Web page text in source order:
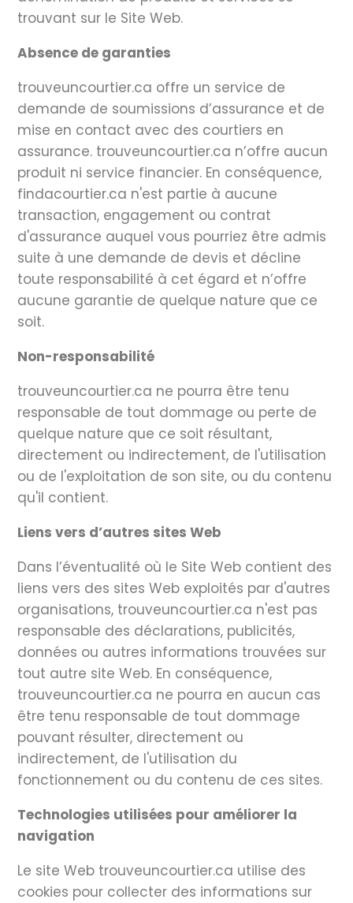
trouvant sur le Site Web.
Absence de garanties
trouveuncourtier.ca offre un service de
demande de soumissions d’assurance et de
mise en contact avec des courtiers en
assurance. trouveuncourtier.ca n’offre aucun
produit ni service financier. En conséquence,
findacourtier.ca n'est partie à aucune
transaction, engagement ou contrat
d'assurance auquel vous pourriez être admis
suite à une demande de devis et décline
toute responsabilité à cet égard et n’offre
aucune garantie de quelque nature que ce
soit.
Non-responsabilité
trouveuncourtier.ca ne pourra être tenu
responsable de tout dommage ou perte de
quelque nature que ce soit résultant,
directement ou indirectement, de l'utilisation
ou de l'exploitation de son site, ou du contenu
qu'il contient.
Liens vers d’autres sites Web
Dans l’éventualité où le Site Web contient des
liens vers des sites Web exploités par d'autres
organisations, trouveuncourtier.ca n'est pas
responsable des déclarations, publicités,
données ou autres informations trouvées sur
tout autre site Web. En conséquence,
trouveuncourtier.ca ne pourra en aucun cas
être tenu responsable de tout dommage
pouvant résulter, directement ou
indirectement, de l'utilisation du
fonctionnement ou du contenu de ces sites.
Technologies utilisées pour améliorer la
navigation
Le site Web trouveuncourtier.ca utilise des
cookies pour collecter des informations sur